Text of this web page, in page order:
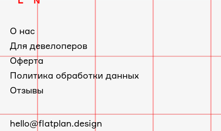
О нас
Для девелоперов
Оферта
Политика обработки данных
Отзывы
E-
hello@flatplan.design